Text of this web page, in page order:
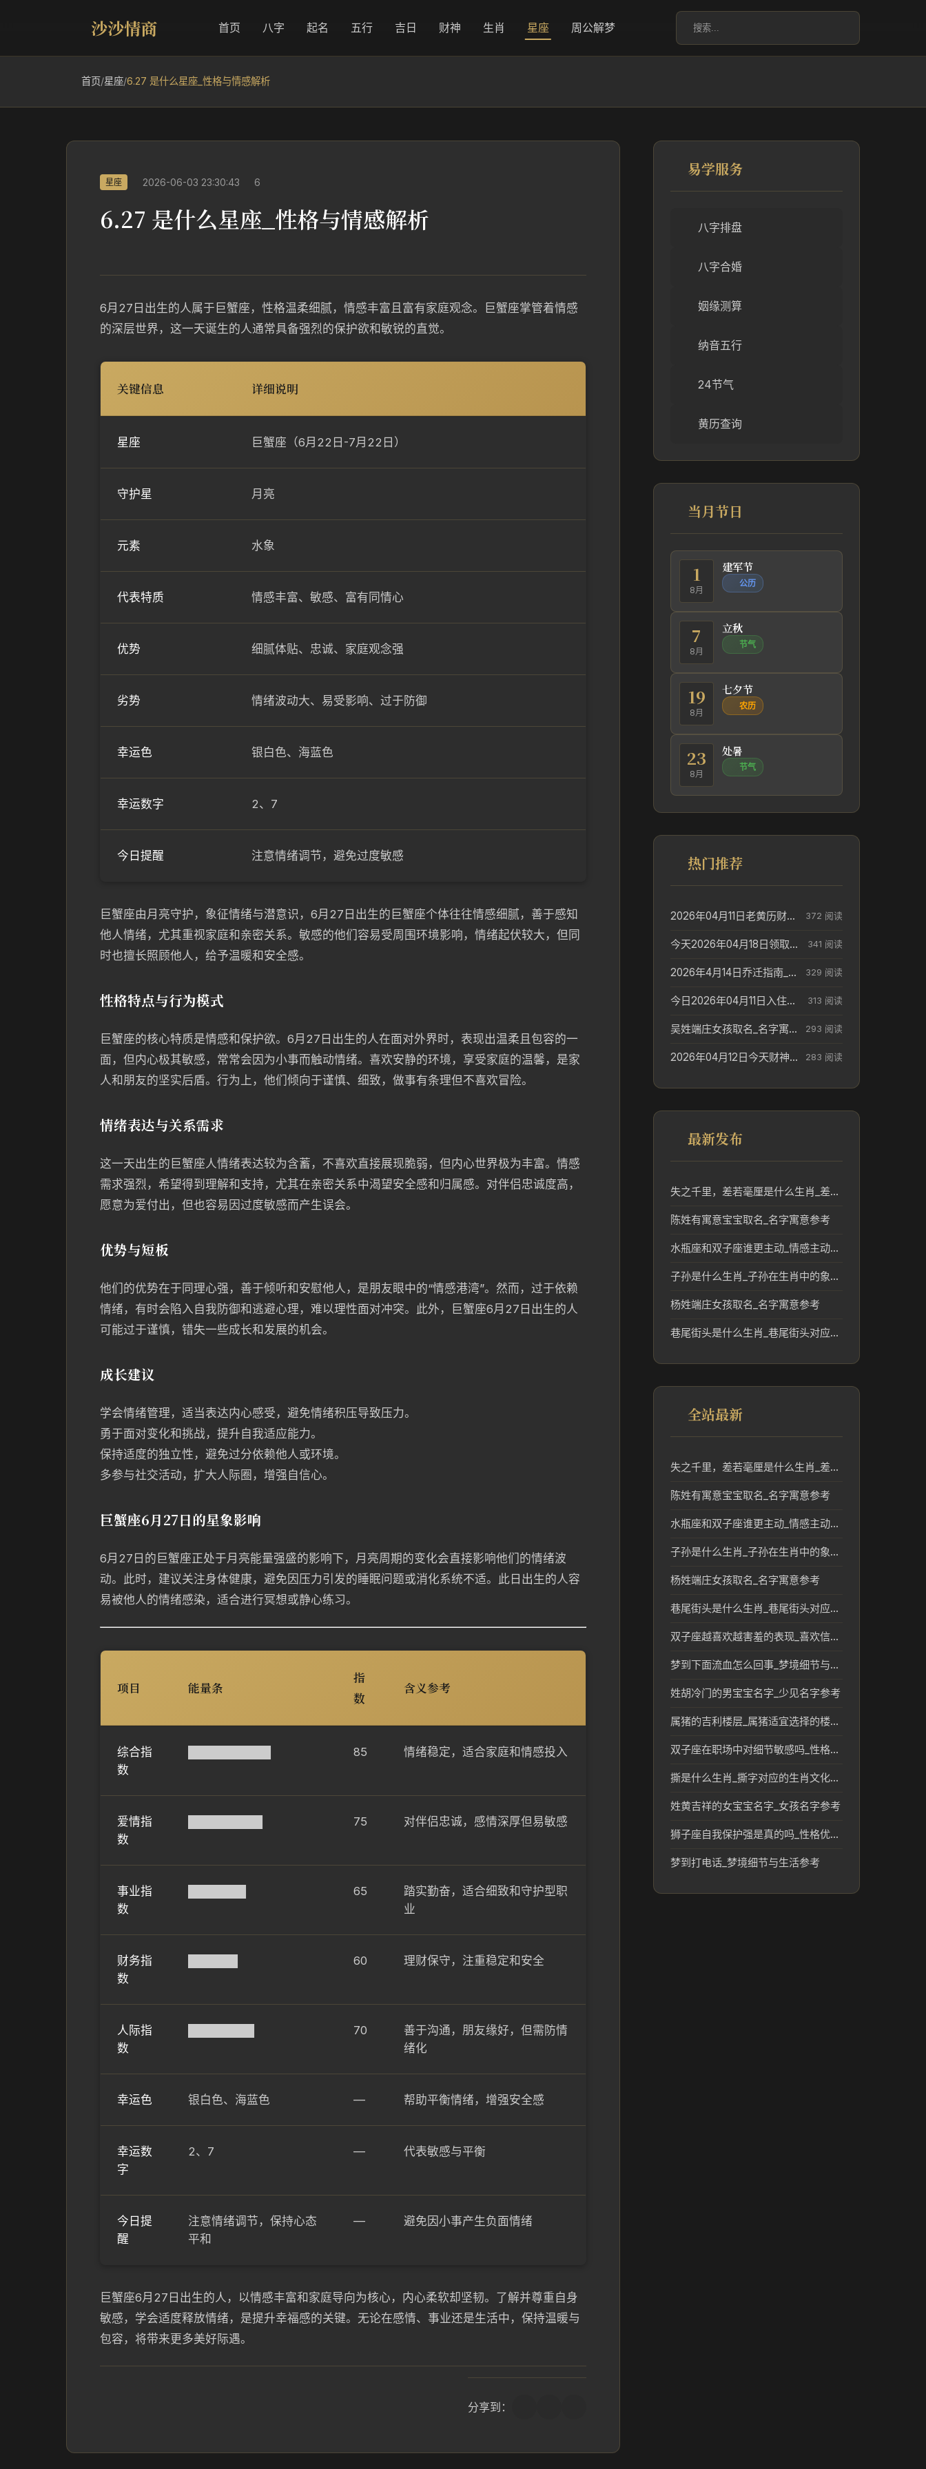
沙沙情商 首页 八字 起名 五行 吉日 财神 生肖 星座 周公解梦
首页/星座/6.27 是什么星座_性格与情感解析
星座 2026-06-03 23:30:43 6
6.27 是什么星座_性格与情感解析
6月27日出生的人属于巨蟹座，性格温柔细腻，情感丰富且富有家庭观念。巨蟹座掌管着情感
的深层世界，这一天诞生的人通常具备强烈的保护欲和敏锐的直觉。
关键信息 详细说明
星座 巨蟹座（6月22日-7月22日）
守护星 月亮
元素 水象
代表特质 情感丰富、敏感、富有同情心
优势 细腻体贴、忠诚、家庭观念强
劣势 情绪波动大、易受影响、过于防御
幸运色 银白色、海蓝色
幸运数字 2、7
今日提醒 注意情绪调节，避免过度敏感
巨蟹座由月亮守护，象征情绪与潜意识，6月27日出生的巨蟹座个体往往情感细腻，善于感知
他人情绪，尤其重视家庭和亲密关系。敏感的他们容易受周围环境影响，情绪起伏较大，但同
时也擅长照顾他人，给予温暖和安全感。
性格特点与行为模式
巨蟹座的核心特质是情感和保护欲。6月27日出生的人在面对外界时，表现出温柔且包容的一
面，但内心极其敏感，常常会因为小事而触动情绪。喜欢安静的环境，享受家庭的温馨，是家
人和朋友的坚实后盾。行为上，他们倾向于谨慎、细致，做事有条理但不喜欢冒险。
情绪表达与关系需求
这一天出生的巨蟹座人情绪表达较为含蓄，不喜欢直接展现脆弱，但内心世界极为丰富。情感
需求强烈，希望得到理解和支持，尤其在亲密关系中渴望安全感和归属感。对伴侣忠诚度高，
愿意为爱付出，但也容易因过度敏感而产生误会。
优势与短板
他们的优势在于同理心强，善于倾听和安慰他人，是朋友眼中的“情感港湾”。然而，过于依赖
情绪，有时会陷入自我防御和逃避心理，难以理性面对冲突。此外，巨蟹座6月27日出生的人
可能过于谨慎，错失一些成长和发展的机会。
成长建议
学会情绪管理，适当表达内心感受，避免情绪积压导致压力。
勇于面对变化和挑战，提升自我适应能力。
保持适度的独立性，避免过分依赖他人或环境。
多参与社交活动，扩大人际圈，增强自信心。
巨蟹座6月27日的星象影响
6月27日的巨蟹座正处于月亮能量强盛的影响下，月亮周期的变化会直接影响他们的情绪波
动。此时，建议关注身体健康，避免因压力引发的睡眠问题或消化系统不适。此日出生的人容
易被他人的情绪感染，适合进行冥想或静心练习。
项目 能量条
指
数
含义参考
综合指
数
85 情绪稳定，适合家庭和情感投入
爱情指
数
75 对伴侣忠诚，感情深厚但易敏感
事业指
数
65
踏实勤奋，适合细致和守护型职
业
财务指
数
60 理财保守，注重稳定和安全
人际指
数
70
善于沟通，朋友缘好，但需防情
绪化
幸运色 银白色、海蓝色 — 帮助平衡情绪，增强安全感
幸运数
字
2、7 — 代表敏感与平衡
今日提
醒
注意情绪调节，保持心态
平和
— 避免因小事产生负面情绪
巨蟹座6月27日出生的人，以情感丰富和家庭导向为核心，内心柔软却坚韧。了解并尊重自身
敏感，学会适度释放情绪，是提升幸福感的关键。无论在感情、事业还是生活中，保持温暖与
包容，将带来更多美好际遇。
分享到：
易学服务
八字排盘
八字合婚
姻缘测算
纳音五行
24节气
黄历查询
当月节日
1
8月
建军节
公历
7
8月
立秋
节气
19
8月
七夕节
农历
23
8月
处暑
节气
热门推荐
2026年04月11日老黄历财神方位_财神方位与供奉讲究 372 阅读
今天2026年04月18日领取结婚证老黄历不适合吗_领证日期参考 341 阅读
2026年4月14日乔迁指南_搬家择日参考 329 阅读
今日2026年04月11日入住新居老黄历不适宜吗_搬家择日参考 313 阅读
吴姓端庄女孩取名_名字寓意参考 293 阅读
2026年04月12日今天财神在哪个吉位_财神方位参考 283 阅读
最新发布
失之千里，差若毫厘是什么生肖_差之毫厘失之千里对应生肖分析
陈姓有寓意宝宝取名_名字寓意参考
水瓶座和双子座谁更主动_情感主动度解读
子孙是什么生肖_子孙在生肖中的象征与传统分析
杨姓端庄女孩取名_名字寓意参考
巷尾街头是什么生肖_巷尾街头对应的生肖文化解读
全站最新
失之千里，差若毫厘是什么生肖_差之毫厘失之千里对应生肖分析
陈姓有寓意宝宝取名_名字寓意参考
水瓶座和双子座谁更主动_情感主动度解读
子孙是什么生肖_子孙在生肖中的象征与传统分析
杨姓端庄女孩取名_名字寓意参考
巷尾街头是什么生肖_巷尾街头对应的生肖文化解读
双子座越喜欢越害羞的表现_喜欢信号参考
梦到下面流血怎么回事_梦境细节与压力线索
姓胡冷门的男宝宝名字_少见名字参考
属猪的吉利楼层_属猪适宜选择的楼层风水与寓意
双子座在职场中对细节敏感吗_性格短板分析
撕是什么生肖_撕字对应的生肖文化解读
姓黄吉祥的女宝宝名字_女孩名字参考
狮子座自我保护强是真的吗_性格优势解析
梦到打电话_梦境细节与生活参考